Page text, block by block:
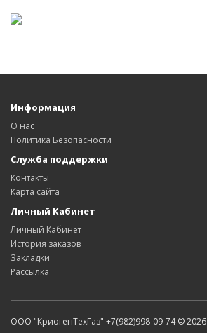
Информация
О нас
Политика Безопасности
Служба поддержки
Контакты
Карта сайта
Личный Кабинет
Личный Кабинет
История заказов
Закладки
Рассылка
ООО "КриогенТехГаз" +7(982)998-09-74 © 2026